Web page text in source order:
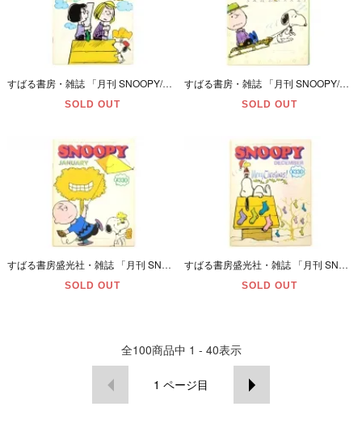
すばる書房・雑誌 「月刊 SNOOPY/スヌーピー・MARCH/3月号・通巻第65号」 昭和51年(1976年)・ダメージ有
SOLD OUT
すばる書房・雑誌 「月刊 SNOOPY/スヌーピー・FEBRUARY/2月号・通巻第64号」 昭和51年(1976年)・ページ外れ/カット＆ダメージ有
SOLD OUT
すばる書房盛光社・雑誌 「月刊 SNOOPY/スヌーピー・JANUARY/１月号・通巻第63号」 昭和51年(1976年)・ダメージ有
SOLD OUT
すばる書房盛光社・雑誌 「月刊 SNOOPY/スヌーピー・DECEMBER/12月号・通巻第61号」 昭和50年(1975年)・ダメージ有
SOLD OUT
全100商品中 1 - 40表示
1 ページ目